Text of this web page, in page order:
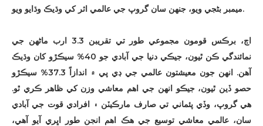
ميمبر بڻجي ويو، جنهن سان گروپ جي عالمي اثر کي وڌيڪ وڌايو ويو.
اڄ، برڪس قومون مجموعي طور تي تقريبن 3.3 ارب ماڻهن جي
نمائندگي ڪن ٿيون، جيڪي دنيا جي آبادي جو 40% سيڪڙو کان وڌيڪ
آهن. انهن جون معيشتون عالمي جي ڊي پي ۾ اندازاً 37.3% سيڪڙو
حصو ڏين ٿيون، جيڪو انهن جي اهم معاشي وزن کي ظاهر ڪري ٿو.
هي گروپ، وڏي پئماني تي صارف مارڪيٽن ۽ افرادي قوت جي آبادي
سان، عالمي معاشي توسيع جي هڪ اهم انجن طور اڀري آيو آهي،